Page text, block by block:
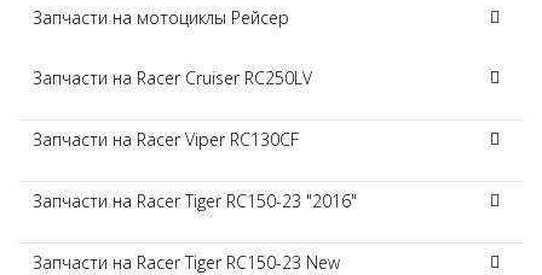
Запчасти на мотоциклы Рейсер
Запчасти на Racer Cruiser RC250LV
Запчасти на Racer Viper RC130CF
Запчасти на Racer Tiger RC150-23 "2016"
Запчасти на Racer Tiger RC150-23 New